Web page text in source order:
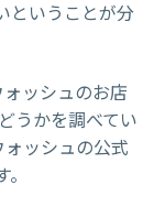
ということが分
ッシュのお店
うかを調べてい
ッシュの公式